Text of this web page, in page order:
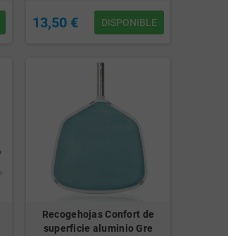
13,50 € DISPONIBLE
Recogehojas Confort de
superficie aluminio Gre